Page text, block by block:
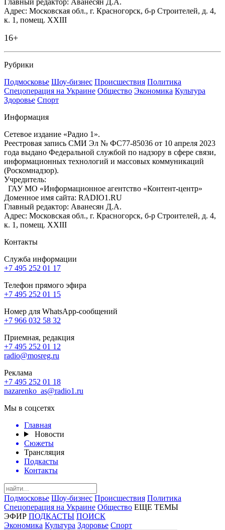
Адрес: Московская обл., г. Красногорск, б-р Строителей, д. 4,
к. 1, помещ. XXIII
16+
Рубрики
Подмосковье Шоу-бизнес Происшествия Политика
Спецоперация на Украине Общество Экономика Культура
Здоровье Спорт
Информация
Сетевое издание «Радио 1».
Реестровая запись СМИ Эл № ФС77-85036 от 10 апреля 2023
года выдано Федеральной службой по надзору в сфере связи,
информационных технологий и массовых коммуникаций
(Роскомнадзор).
Учредитель:
ГАУ МО «Информационное агентство «Контент-центр»
Доменное имя сайта: RADIO1.RU
Главный редактор: Аванесян Д.А.
Адрес: Московская обл., г. Красногорск, б-р Строителей, д. 4,
к. 1, помещ. XXIII
Контакты
Служба информации
+7 495 252 01 17
Телефон прямого эфира
+7 495 252 01 15
Номер для WhatsApp-сообщений
+7 966 032 58 32
Приемная, редакция
+7 495 252 01 12
radio@mosreg.ru
Реклама
+7 495 252 01 18
nazarenko_as@radio1.ru
Мы в соцсетях
Главная
Новости
Сюжеты
Трансляция
Подкасты
Контакты
Подмосковье Шоу-бизнес Происшествия Политика
Спецоперация на Украине Общество ЕЩЕ ТЕМЫ
ЭФИР ПОДКАСТЫ ПОИСК
Экономика Культура Здоровье Спорт